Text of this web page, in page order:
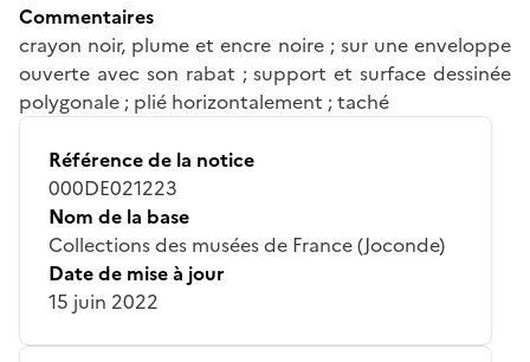
Commentaires
crayon noir, plume et encre noire ; sur une enveloppe
ouverte avec son rabat ; support et surface dessinée
polygonale ; plié horizontalement ; taché
Référence de la notice
000DE021223
Nom de la base
Collections des musées de France (Joconde)
Date de mise à jour
15 juin 2022